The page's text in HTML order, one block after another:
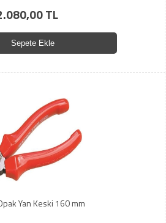
TL
Sepete Ekle
Yan Keski 160 mm